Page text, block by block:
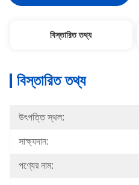
বিস্তারিত তথ্য
বিস্তারিত তথ্য
উৎপত্তি স্থল:
সাক্ষ্যদান:
পণ্যের নাম: